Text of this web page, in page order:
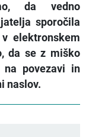
da vedno
sporočila
elektronskem
da se z miško
na povezavi in
naslov.